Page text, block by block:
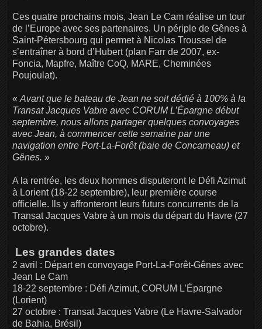
Ces quatre prochains mois, Jean Le Cam réalise un tour
de l’Europe avec ses partenaires. Un périple de Gênes à
Saint-Pétersbourg qui permet à Nicolas Troussel de
s’entraîner à bord d’Hubert (plan Farr de 2007, ex-
Foncia, Mapfre, Maître CoQ, MARE, Cheminées
Poujoulat).
« Avant que le bateau de Jean ne soit dédié à 100% à la
Transat Jacques Vabre avec CORUM L’Épargne début
septembre, nous allons partager quelques convoyages
avec Jean, à commencer cette semaine par une
navigation entre Port-La-Forêt (baie de Concarneau) et
Gênes. »
A la rentrée, les deux hommes disputeront le Défi Azimut
à Lorient (18-22 septembre), leur première course
officielle. Ils y affronteront leurs futurs concurrents de la
Transat Jacques Vabre à un mois du départ du Havre (27
octobre).
Les grandes dates
2 avril : Départ en convoyage Port-La-Forêt-Gênes avec
Jean Le Cam
18-22 septembre : Défi Azimut, CORUM L’Épargne
(Lorient)
27 octobre : Transat Jacques Vabre (Le Havre-Salvador
de Bahia, Brésil)